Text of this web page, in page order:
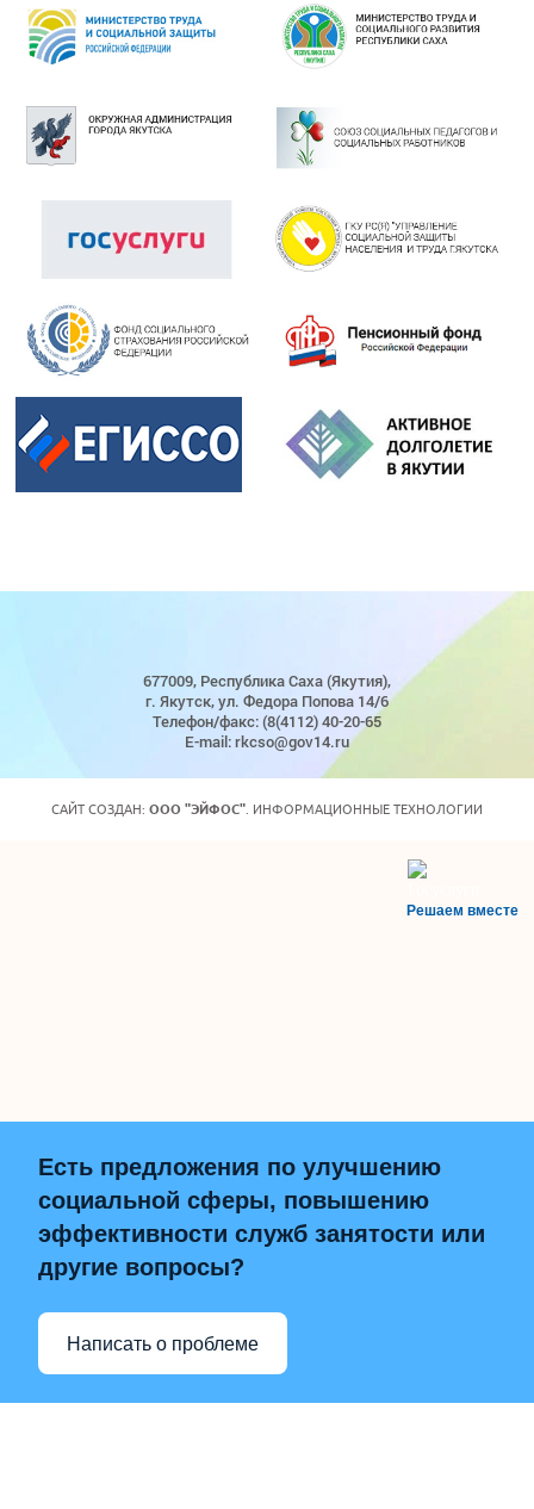
677009, Республика Саха (Якутия),
г. Якутск, ул. Федора Попова 14/6
Телефон/факс: (8(4112) 40-20-65
E-mail: rkcso@gov14.ru
САЙТ СОЗДАН: ООО "ЭЙФОС" . ИНФОРМАЦИОННЫЕ ТЕХНОЛОГИИ
Решаем вместе
Есть предложения по улучшению
социальной сферы, повышению
эффективности служб занятости или
другие вопросы?
Написать о проблеме